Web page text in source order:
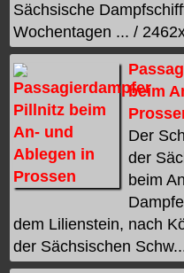
Sächsische
Wochentagen ... /
beim
Der
der
beim
dem Lilienstein, nach
der Sächsischen